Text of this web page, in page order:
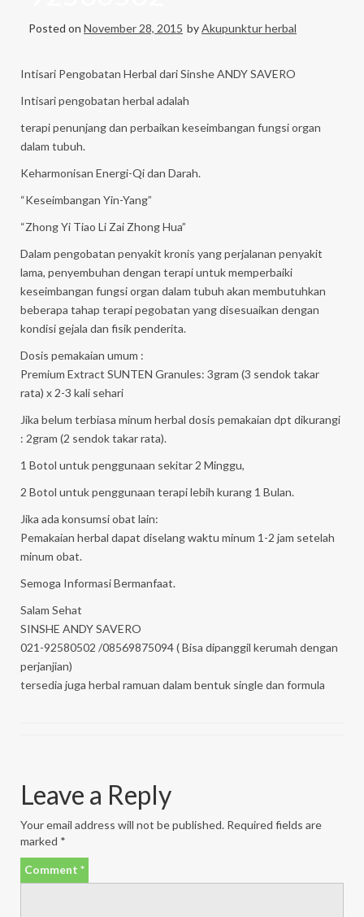
Posted on November 28, 2015 byAkupunktur herbal
Intisari Pengobatan Herbal dari Sinshe ANDY SAVERO
Intisari pengobatan herbal adalah
terapi penunjang dan perbaikan keseimbangan fungsi organ
dalam tubuh.
Keharmonisan Energi-Qi dan Darah.
“Keseimbangan Yin-Yang”
“Zhong Yi Tiao Li Zai Zhong Hua”
Dalam pengobatan penyakit kronis yang perjalanan penyakit
lama, penyembuhan dengan terapi untuk memperbaiki
keseimbangan fungsi organ dalam tubuh akan membutuhkan
beberapa tahap terapi pegobatan yang disesuaikan dengan
kondisi gejala dan fisik penderita.
Dosis pemakaian umum :
Premium Extract SUNTEN Granules: 3gram (3 sendok takar
rata) x 2-3 kali sehari
Jika belum terbiasa minum herbal dosis pemakaian dpt dikurangi
: 2gram (2 sendok takar rata).
1 Botol untuk penggunaan sekitar 2 Minggu,
2 Botol untuk penggunaan terapi lebih kurang 1 Bulan.
Jika ada konsumsi obat lain:
Pemakaian herbal dapat diselang waktu minum 1-2 jam setelah
minum obat.
Semoga Informasi Bermanfaat.
Salam Sehat
SINSHE ANDY SAVERO
021-92580502 /08569875094 ( Bisa dipanggil kerumah dengan
perjanjian)
tersedia juga herbal ramuan dalam bentuk single dan formula
Leave a Reply
Your email address will not be published. Required fields are
marked *
Comment *